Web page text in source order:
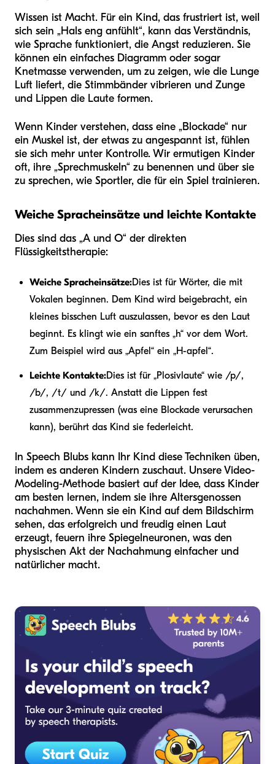
Wissen ist Macht. Für ein Kind, das frustriert ist, weil
sich sein „Hals eng anfühlt“, kann das Verständnis,
wie Sprache funktioniert, die Angst reduzieren. Sie
können ein einfaches Diagramm oder sogar
Knetmasse verwenden, um zu zeigen, wie die Lunge
Luft liefert, die Stimmbänder vibrieren und Zunge
und Lippen die Laute formen.
Wenn Kinder verstehen, dass eine „Blockade“ nur
ein Muskel ist, der etwas zu angespannt ist, fühlen
sie sich mehr unter Kontrolle. Wir ermutigen Kinder
oft, ihre „Sprechmuskeln“ zu benennen und über sie
zu sprechen, wie Sportler, die für ein Spiel trainieren.
Weiche Spracheinsätze und leichte Kontakte
Dies sind das „A und O“ der direkten
Flüssigkeitstherapie:
Weiche Spracheinsätze:Dies ist für Wörter, die mit
Vokalen beginnen. Dem Kind wird beigebracht, ein
kleines bisschen Luft auszulassen, bevor es den Laut
beginnt. Es klingt wie ein sanftes „h“ vor dem Wort.
Zum Beispiel wird aus „Apfel“ ein „H-apfel“.
Leichte Kontakte:Dies ist für „Plosivlaute“ wie /p/,
/b/, /t/ und /k/. Anstatt die Lippen fest
zusammenzupressen (was eine Blockade verursachen
kann), berührt das Kind sie federleicht.
In Speech Blubs kann Ihr Kind diese Techniken üben,
indem es anderen Kindern zuschaut. Unsere Video-
Modeling-Methode basiert auf der Idee, dass Kinder
am besten lernen, indem sie ihre Altersgenossen
nachahmen. Wenn sie ein Kind auf dem Bildschirm
sehen, das erfolgreich und freudig einen Laut
erzeugt, feuern ihre Spiegelneuronen, was den
physischen Akt der Nachahmung einfacher und
natürlicher macht.